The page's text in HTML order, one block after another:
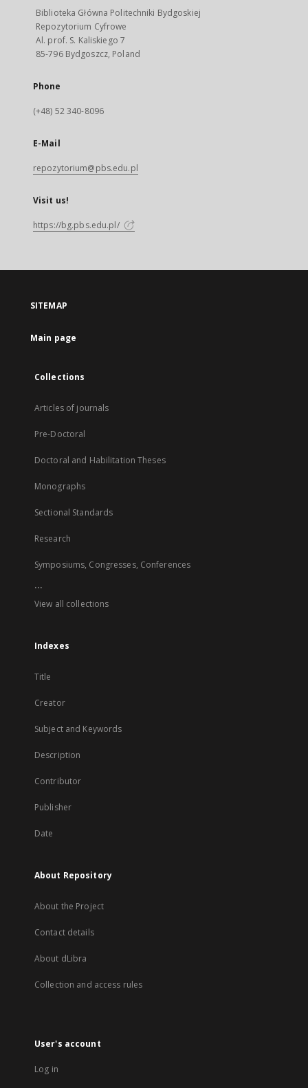
Biblioteka Główna Politechniki Bydgoskiej
Repozytorium Cyfrowe
Al. prof. S. Kaliskiego 7
85-796 Bydgoszcz, Poland
Phone
(+48) 52 340-8096
E-Mail
repozytorium@pbs.edu.pl
Visit us!
https://bg.pbs.edu.pl/
SITEMAP
Main page
Collections
Articles of journals
Pre-Doctoral
Doctoral and Habilitation Theses
Monographs
Sectional Standards
Research
Symposiums, Congresses, Conferences
...
View all collections
Indexes
Title
Creator
Subject and Keywords
Description
Contributor
Publisher
Date
About Repository
About the Project
Contact details
About dLibra
Collection and access rules
User's account
Log in